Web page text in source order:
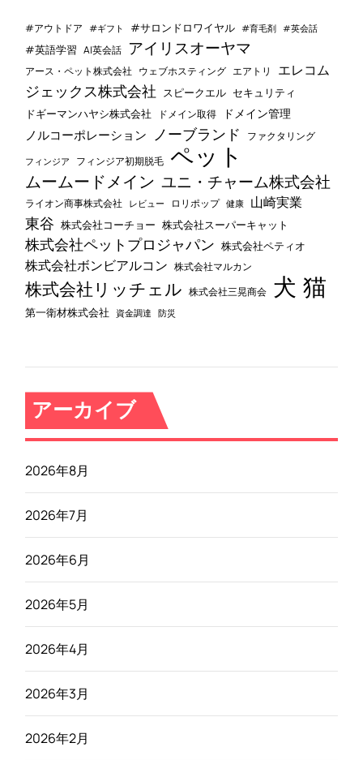
#アウトドア #ギフト #サロンドロワイヤル #育毛剤 #英会話
#英語学習 AI英会話 アイリスオーヤマ
アース・ペット株式会社 ウェブホスティング エアトリ エレコム
ジェックス株式会社 スピークエル セキュリティ
ドギーマンハヤシ株式会社 ドメイン取得 ドメイン管理
ノルコーポレーション ノーブランド ファクタリング
フィンジア フィンジア初期脱毛 ペット
ムームードメイン ユニ・チャーム株式会社
ライオン商事株式会社 レビュー ロリポップ 健康 山崎実業
東谷 株式会社コーチョー 株式会社スーパーキャット
株式会社ペットプロジャパン 株式会社ペティオ
株式会社ボンビアルコン 株式会社マルカン
株式会社リッチェル 株式会社三晃商会 犬 猫
第一衛材株式会社 資金調達 防災
アーカイブ
2026年8月
2026年7月
2026年6月
2026年5月
2026年4月
2026年3月
2026年2月